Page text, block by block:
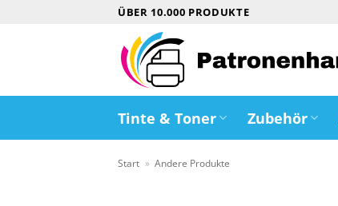
ÜBER 10.000 PRODUKTE
Tinte & Toner Zubehör
Start » Andere Produkte